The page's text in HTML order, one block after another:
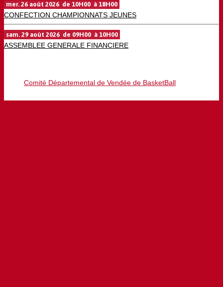
mer. 26 août 2026 de 10H00 à 18H00
CONFECTION CHAMPIONNATS JEUNES
sam. 29 août 2026 de 09H00 à 10H00
ASSEMBLEE GENERALE FINANCIERE
Comité Départemental de Vendée de BasketBall